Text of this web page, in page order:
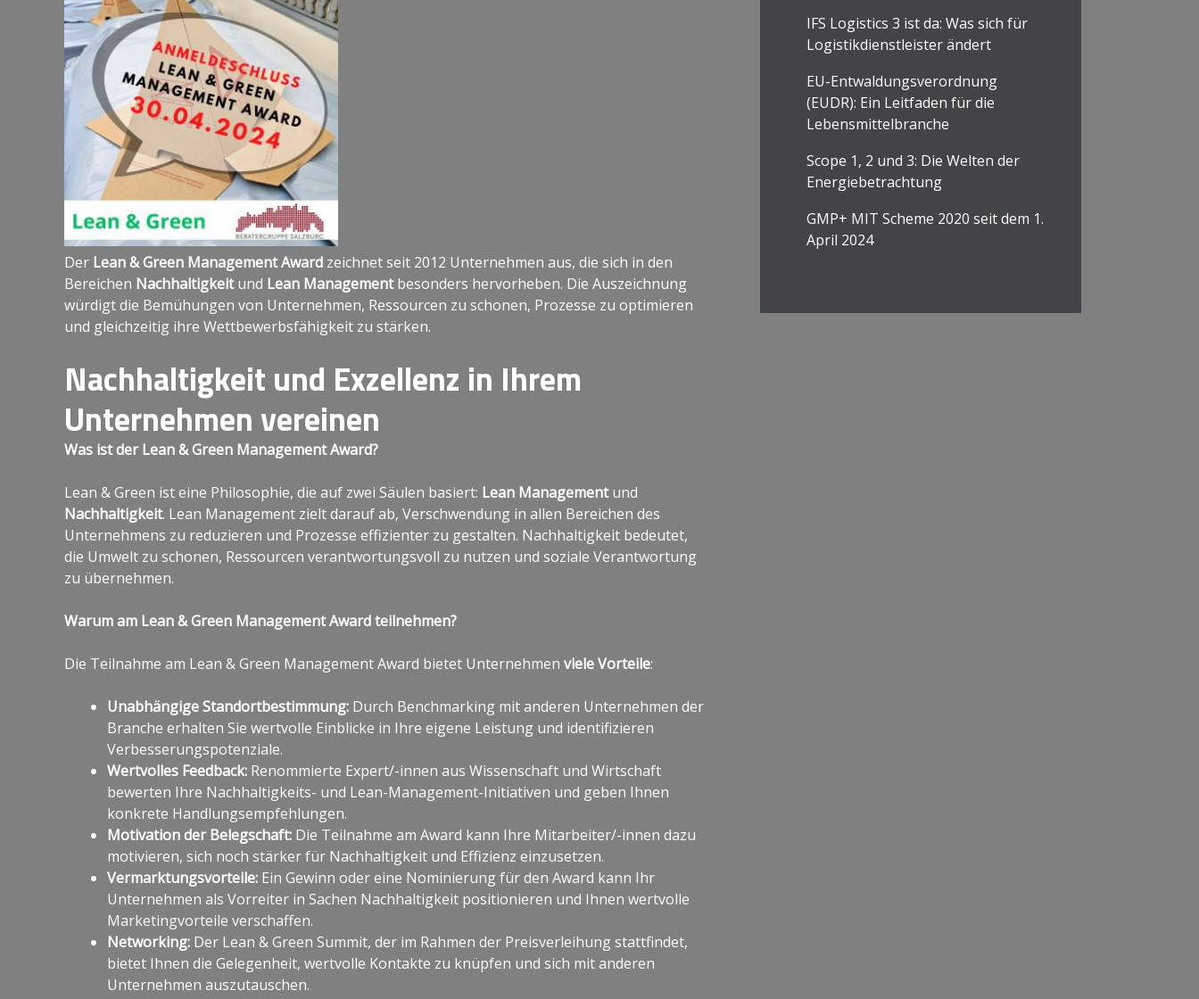
Der Lean & Green Management Award zeichnet seit 2012 Unternehmen aus, die sich in den
Bereichen Nachhaltigkeitund Lean Managementbesonders hervorheben. Die Auszeichnung
würdigt die Bemühungen von Unternehmen, Ressourcen zu schonen, Prozesse zu optimieren
und gleichzeitig ihre Wettbewerbsfähigkeit zu stärken.
Nachhaltigkeit und Exzellenz in Ihrem
Unternehmen vereinen
Was ist der Lean & Green Management Award?
Lean & Green ist eine Philosophie, die auf zwei Säulen basiert: Lean Managementund
Nachhaltigkeit. Lean Management zielt darauf ab, Verschwendung in allen Bereichen des
Unternehmens zu reduzieren und Prozesse effizienter zu gestalten. Nachhaltigkeit bedeutet,
die Umwelt zu schonen, Ressourcen verantwortungsvoll zu nutzen und soziale Verantwortung
zu übernehmen.
Warum am Lean & Green Management Award teilnehmen?
Die Teilnahme am Lean & Green Management Award bietet Unternehmen viele Vorteile:
Unabhängige Standortbestimmung: Durch Benchmarking mit anderen Unternehmen der
Branche erhalten Sie wertvolle Einblicke in Ihre eigene Leistung und identifizieren
Verbesserungspotenziale.
Wertvolles Feedback: Renommierte Expert/-innen aus Wissenschaft und Wirtschaft
bewerten Ihre Nachhaltigkeits- und Lean-Management-Initiativen und geben Ihnen
konkrete Handlungsempfehlungen.
Motivation der Belegschaft: Die Teilnahme am Award kann Ihre Mitarbeiter/-innen dazu
motivieren, sich noch stärker für Nachhaltigkeit und Effizienz einzusetzen.
Vermarktungsvorteile: Ein Gewinn oder eine Nominierung für den Award kann Ihr
Unternehmen als Vorreiter in Sachen Nachhaltigkeit positionieren und Ihnen wertvolle
Marketingvorteile verschaffen.
Networking: Der Lean & Green Summit, der im Rahmen der Preisverleihung stattfindet,
bietet Ihnen die Gelegenheit, wertvolle Kontakte zu knüpfen und sich mit anderen
Unternehmen auszutauschen.
IFS Logistics 3 ist da: Was sich für
Logistikdienstleister ändert
EU-Entwaldungsverordnung
(EUDR): Ein Leitfaden für die
Lebensmittelbranche
Scope 1, 2 und 3: Die Welten der
Energiebetrachtung
GMP+ MIT Scheme 2020 seit dem 1.
April 2024